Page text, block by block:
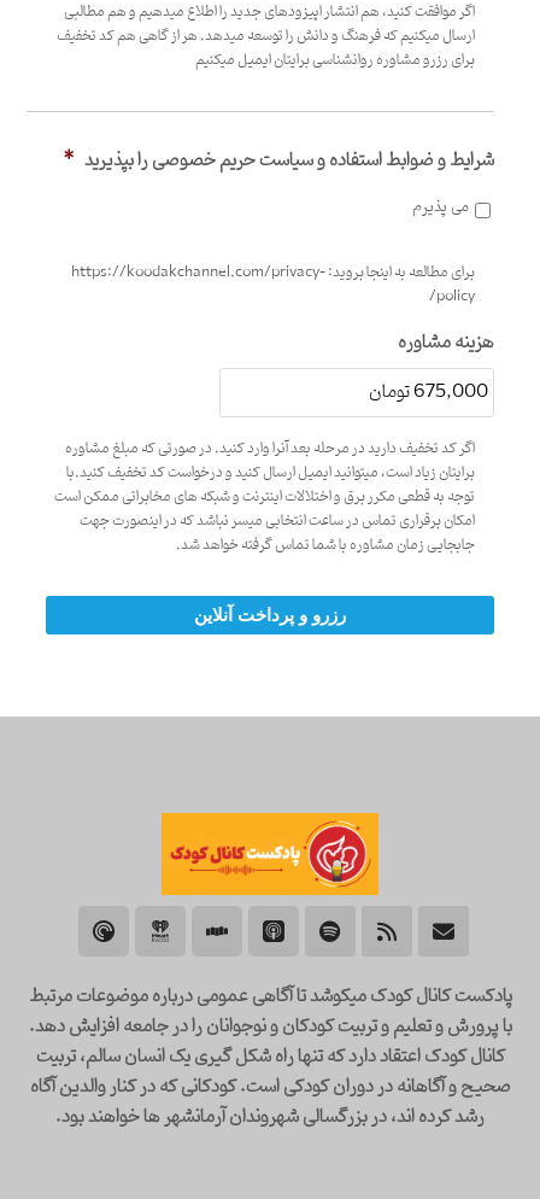
اگر موافقت کنید، هم انتشار اپیزودهای جدید را اطلاع میدهیم و هم مطالبی
ارسال میکنیم که فرهنگ و دانش را توسعه میدهد. هر از گاهی هم کد تخفیف
برای رزرو مشاوره روانشناسی برایتان ایمیل میکنیم
شرایط و ضوابط استفاده و سیاست حریم خصوصی را بپذیرید *
می پذیرم
برای مطالعه به اینجا بروید: https://koodakchannel.com/privacy-
policy/
هزینه مشاوره
اگر کد تخفیف دارید در مرحله بعد آنرا وارد کنید. در صورتی که مبلغ مشاوره
برایتان زیاد است، میتوانید ایمیل ارسال کنید و درخواست کد تخفیف کنید.با
توجه به قطعی مکرر برق و اختلالات اینترنت و شبکه های مخابراتی ممکن است
امکان برقراری تماس در ساعت انتخابی میسر نباشد که در اینصورت جهت
جابجایی زمان مشاوره با شما تماس گرفته خواهد شد.
پادکست کانال کودک میکوشد تا آگاهی عمومی درباره موضوعات مرتبط
با پرورش و تعلیم و تربیت کودکان و نوجوانان را در جامعه افزایش دهد.
کانال کودک اعتقاد دارد که تنها راه شکل گیری یک انسان سالم، تربیت
صحیح و آگاهانه در دوران کودکی است. کودکانی که در کنار والدین آگاه
رشد کرده اند، در بزرگسالی شهروندان آرمانشهر ها خواهند بود.